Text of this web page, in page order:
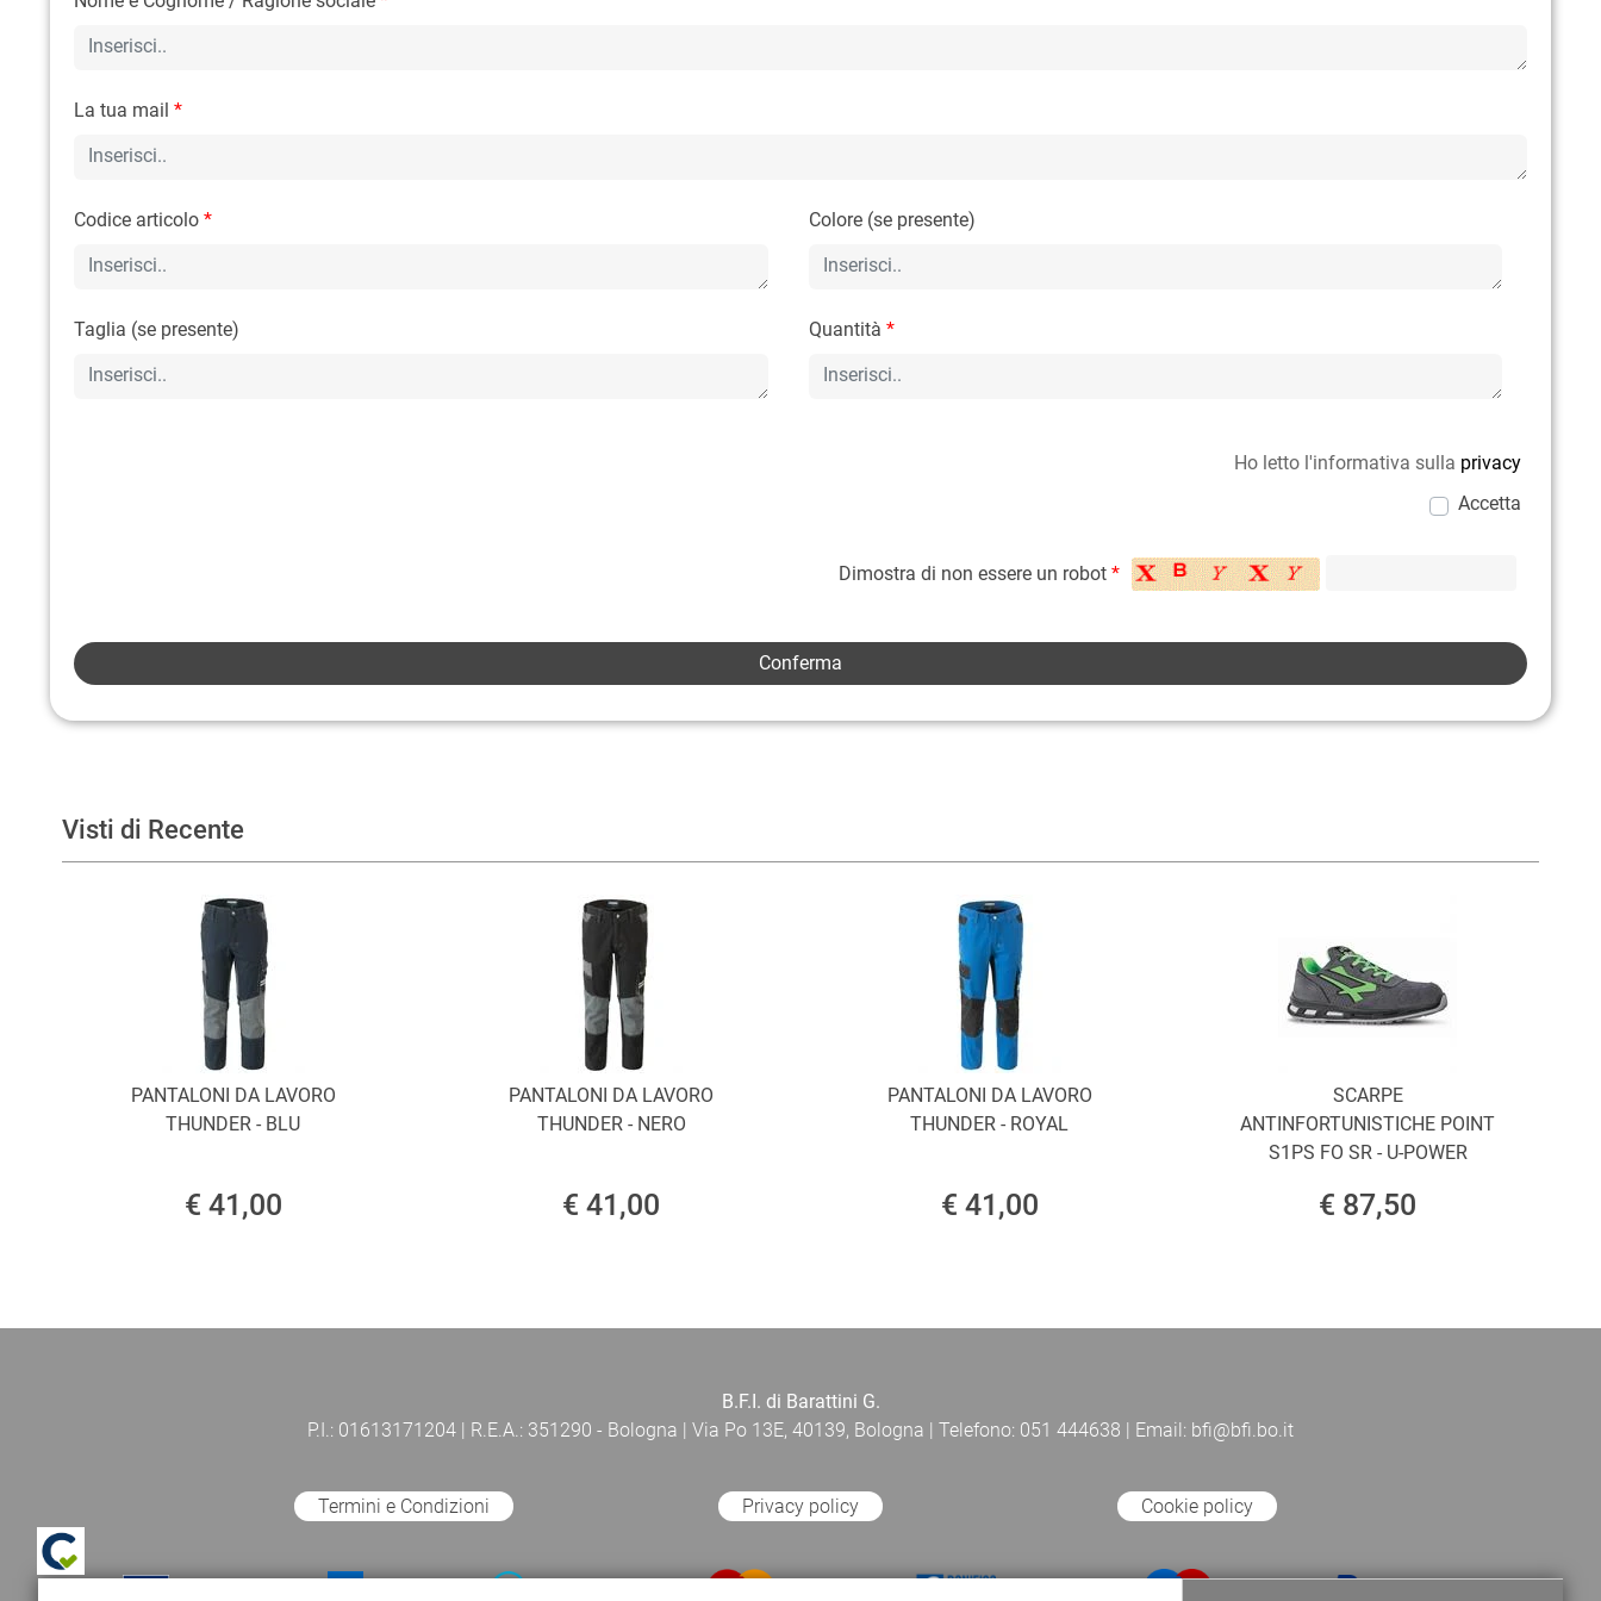
La tua mail *
Codice articolo * Colore (se presente)
Taglia (se presente) Quantità *
Ho letto l'informativa sulla privacy
Accetta
Dimostra di non essere un robot *
Visti di Recente
PANTALONI DA LAVORO
THUNDER - BLU
€ 41,00
PANTALONI DA LAVORO
THUNDER - NERO
€ 41,00
PANTALONI DA LAVORO
THUNDER - ROYAL
€ 41,00
SCARPE
ANTINFORTUNISTICHE POINT
S1PS FO SR - U-POWER
€ 87,50
B.F.I. di Barattini G.
P.I.: 01613171204 | R.E.A.: 351290 - Bologna | Via Po 13E, 40139, Bologna | Telefono: 051 444638 | Email: bfi@bfi.bo.it
Termini e Condizioni Privacy policy Cookie policy